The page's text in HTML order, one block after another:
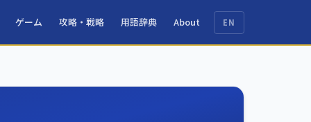
ゲーム 攻略・戦略 用語辞典 About EN